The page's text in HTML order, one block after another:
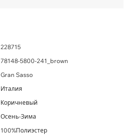
228715
78148-5800-241_brown
Gran Sasso
Италия
Коричневый
Осень-Зима
100%Полиэстер